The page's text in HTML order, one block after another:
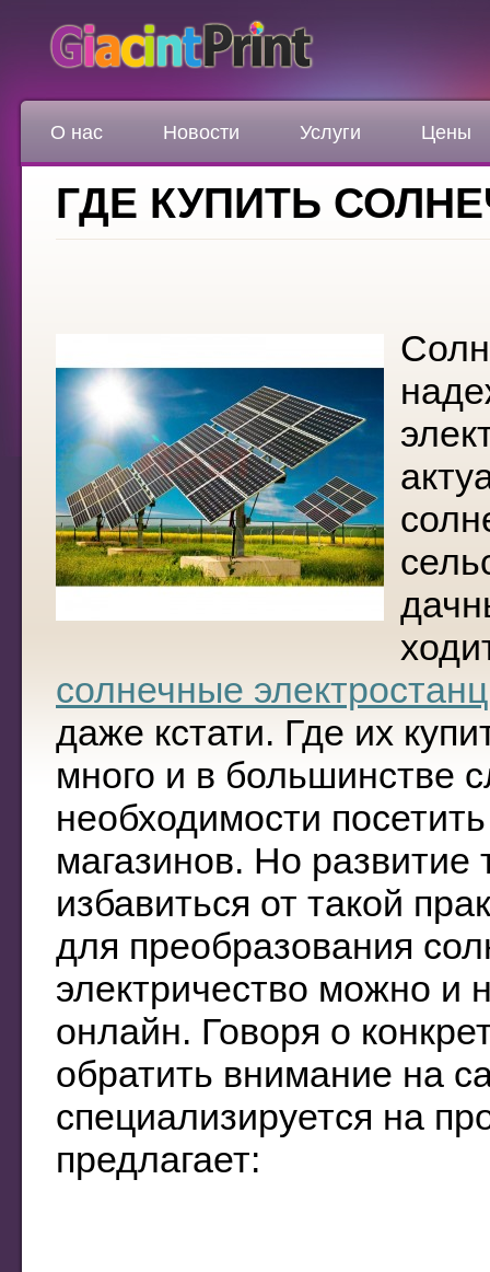
О нас Новости Услуги Цены
ГДЕ КУПИТЬ
солнечные
даже кстати. Где их
много и в большинстве
необходимости
магазинов. Но развитие
избавиться от такой
для преобразования
электричество можно и
онлайн. Говоря о
обратить внимание на
специализируется на
предлагает: